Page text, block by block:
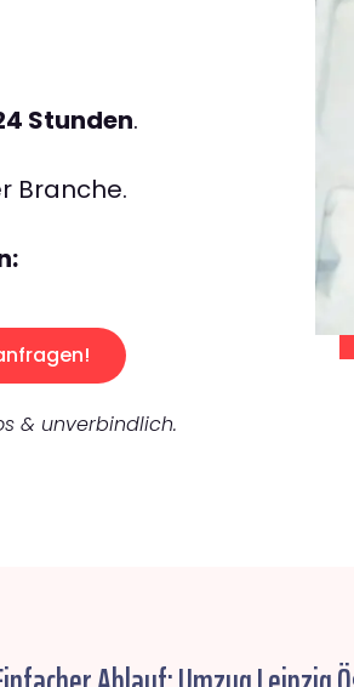
Stunden.
Branche.
& unverbindlich.